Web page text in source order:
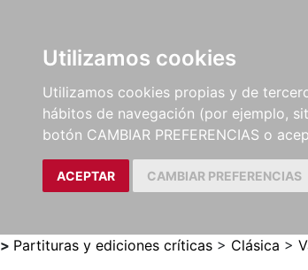
Utilizamos cookies
Utilizamos cookies propias y de
hábitos de navegación (por ejemplo,
botón CAMBIAR PREFERENCIAS o
ACEPTAR CAMBIAR PREFERENCIAS
LIBROS
MÉTODOS Y
EJERCICIOS
CRÍTICAS
> Partituras y ediciones críticas > Clásica >